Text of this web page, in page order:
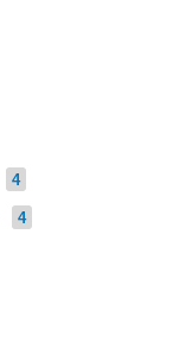
4
4